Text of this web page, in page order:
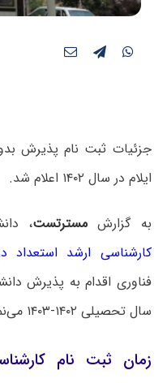
جزئیات ثبت نام پذیرش
ایلام در سال ۱۴۰۲ اعلام شد.
به گزارش مسترتست،
کارشناسی ارشد استعداد
فناوری اقدام به پذیرش
سال تحصیلی ۱۴۰۲-۱۴۰۳ می‌نماید.